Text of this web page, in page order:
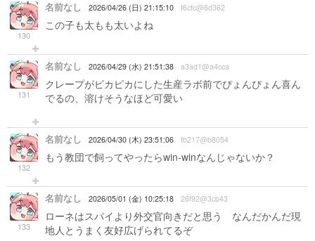
130
名前なし 2026/04/26 (日) 21:15:10 f6cfc@6d362
この子も太もも太いよね
131
名前なし 2026/04/29 (水) 21:51:38 a3ad1@a4cca
クレープがピカピカにした生産ラボ前でぴょんぴょん喜ん
でるの、溶けそうなほど可愛い
132
名前なし 2026/04/30 (木) 23:51:06 fb217@b8054
もう教団で飼ってやったらwin-winなんじゃないか？
133
名前なし 2026/05/01 (金) 10:25:18 26f92@3cb43
ローネはスパイより外交官向きだと思う なんだかんだ現
地人とうまく友好広げられてるぞ